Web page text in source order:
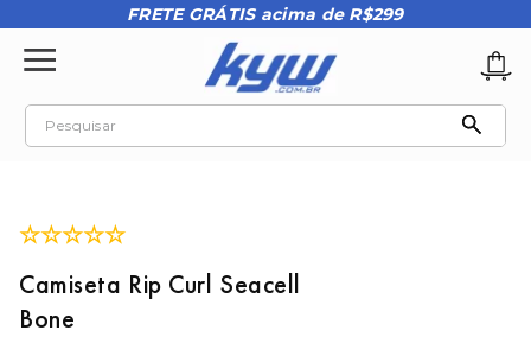
FRETE GRÁTIS acima de R$299
Pesquisar
☆☆☆☆☆
Camiseta Rip Curl Seacell
Bone
3º teeth bomber 3